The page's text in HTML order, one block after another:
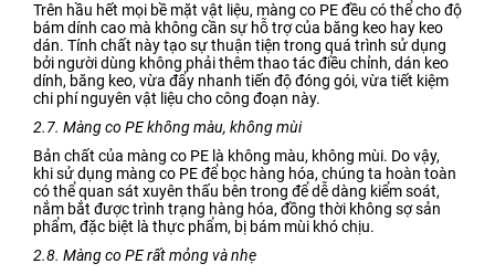
Trên hầu hết mọi bề mặt vật liệu, màng co PE đều có thể cho độ
bám dính cao mà không cần sự hỗ trợ của băng keo hay keo
dán. Tính chất này tạo sự thuận tiện trong quá trình sử dụng
bởi người dùng không phải thêm thao tác điều chỉnh, dán keo
dính, băng keo, vừa đẩy nhanh tiến độ đóng gói, vừa tiết kiệm
chi phí nguyên vật liệu cho công đoạn này.
2.7. Màng co PE không màu, không mùi
Bản chất của màng co PE là không màu, không mùi. Do vậy,
khi sử dụng màng co PE để bọc hàng hóa, chúng ta hoàn toàn
có thể quan sát xuyên thấu bên trong để dễ dàng kiểm soát,
nắm bắt được trình trạng hàng hóa, đồng thời không sợ sản
phẩm, đặc biệt là thực phẩm, bị bám mùi khó chịu.
2.8. Màng co PE rất mỏng và nhẹ